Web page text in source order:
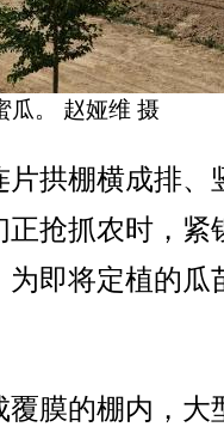
瓜。 赵娅维 摄
拱棚横成排、
抢抓农时，紧
即将定植的瓜
膜的棚内，大